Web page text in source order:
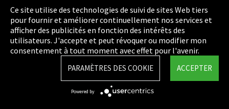
Politique de confidentialité
Cookie Settings
Termes et Conditions
Integrity Line
Ce site utilise des technologies de suivi de sites Web tiers
pour fournir et améliorer continuellement nos services et
afficher des publicités en fonction des intérêts des
utilisateurs. J'accepte et peut révoquer ou modifier mon
consentement à tout moment avec effet pour l'avenir.
ACCEPTER
PARAMÈTRES DES COOKIE
Powered by